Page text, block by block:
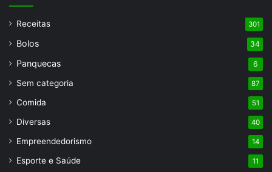
Receitas 301
Bolos 34
Panquecas 6
Sem categoria 87
Comida 51
Diversas 40
Empreendedorismo 14
Esporte e Saúde 11